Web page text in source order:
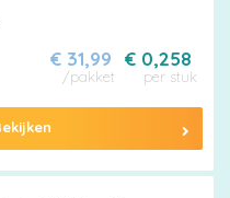
€ 0,258
per stuk
€ 31,99
/pakket